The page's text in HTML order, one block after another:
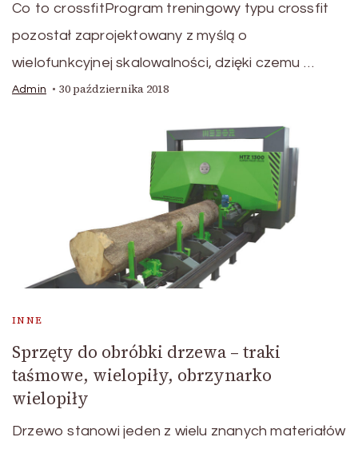
Co to crossfitProgram treningowy typu crossfit
pozostał zaprojektowany z myślą o
wielofunkcyjnej skalowalności, dzięki czemu …
Admin 30 października 2018
INNE
Sprzęty do obróbki drzewa – traki
taśmowe, wielopiły, obrzynarko
wielopiły
Drzewo stanowi jeden z wielu znanych materiałów